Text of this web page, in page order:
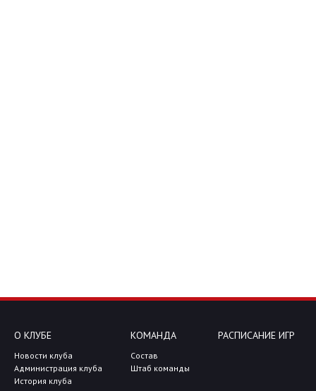
О КЛУБЕ
Новости клуба
Администрация клуба
История клуба
КОМАНДА
Состав
Штаб команды
РАСПИСАНИЕ ИГР